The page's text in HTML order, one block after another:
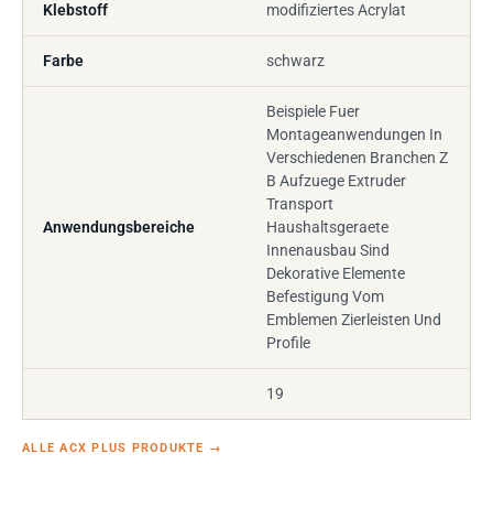
Klebstoff modifiziertes Acrylat
Farbe schwarz
Anwendungsbereiche
Beispiele Fuer
Montageanwendungen In
Verschiedenen Branchen Z
B Aufzuege Extruder
Transport
Haushaltsgeraete
Innenausbau Sind
Dekorative Elemente
Befestigung Vom
Emblemen Zierleisten Und
Profile
19
ALLE ACX PLUS PRODUKTE →